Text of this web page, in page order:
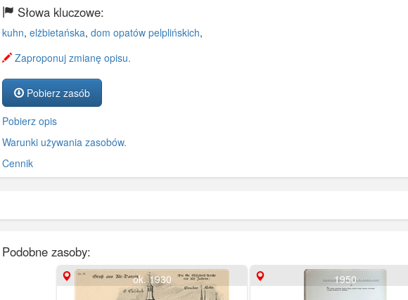
Słowa kluczowe:
kuhn, elżbietańska, dom opatów pelplińskich,
Zaproponuj zmianę opisu.
Pobierz zasób
Pobierz opis
Warunki używania zasobów.
Cennik
Podobne zasoby:
ok. 1930 1950